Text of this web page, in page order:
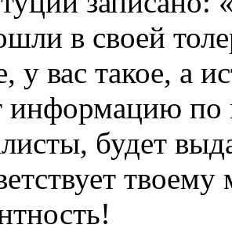
в своей
у вас такое, а
информацию по
будет